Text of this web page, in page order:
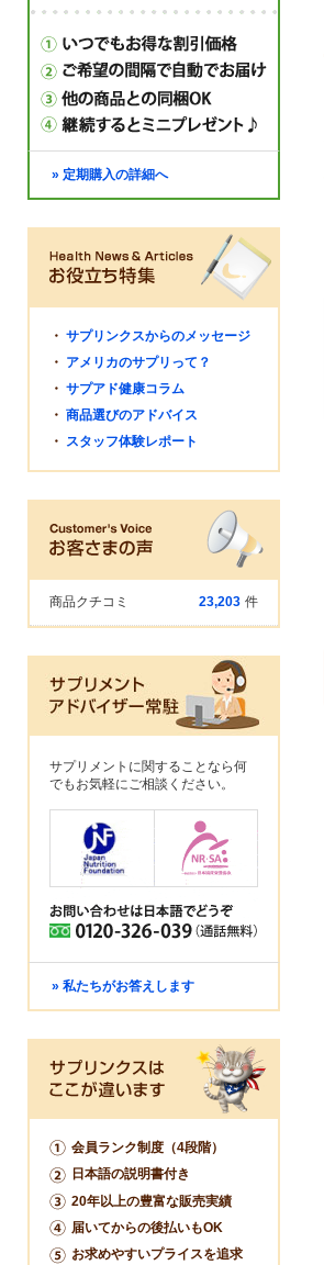
» 定期購入の詳細へ
・ サプリンクスからのメッセージ
・ アメリカのサプリって？
・ サプアド健康コラム
・ 商品選びのアドバイス
・ スタッフ体験レポート
商品クチコミ 23,203 件
サプリメントに関することなら何
でもお気軽にご相談ください。
» 私たちがお答えします
会員ランク制度（4段階）
日本語の説明書付き
20年以上の豊富な販売実績
届いてからの後払いもOK
お求めやすいプライスを追求